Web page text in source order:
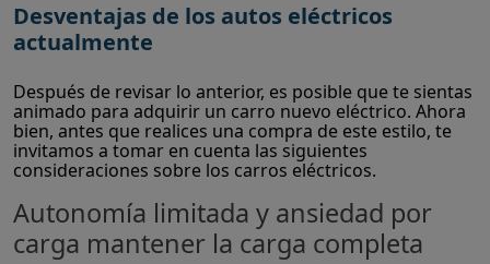
Desventajas de los autos eléctricos
actualmente
Después de revisar lo anterior, es posible que te sientas
animado para adquirir un carro nuevo eléctrico. Ahora
bien, antes que realices una compra de este estilo, te
invitamos a tomar en cuenta las siguientes
consideraciones sobre los carros eléctricos.
Autonomía limitada y ansiedad por
carga mantener la carga completa